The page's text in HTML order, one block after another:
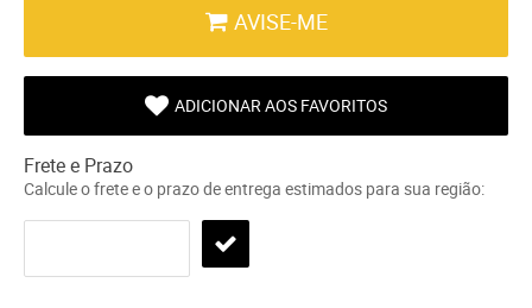
AVISE-ME
ADICIONAR AOS FAVORITOS
Frete e Prazo
Calcule o frete e o prazo de entrega estimados para sua região: